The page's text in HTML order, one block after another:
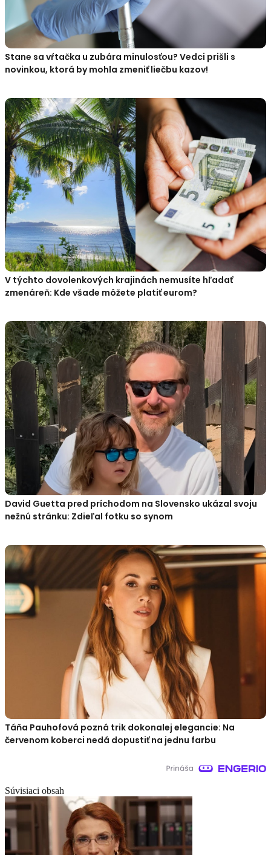
Stane sa vŕtačka u zubára minulosťou? Vedci prišli s
novinkou, ktorá by mohla zmeniť liečbu kazov!
V týchto dovolenkových krajinách nemusíte hľadať
zmenáreň: Kde všade môžete platiť eurom?
David Guetta pred príchodom na Slovensko ukázal svoju
nežnú stránku: Zdieľal fotku so synom
Táňa Pauhofová pozná trik dokonalej elegancie: Na
červenom koberci nedá dopustiť na jednu farbu
Súvisiaci obsah